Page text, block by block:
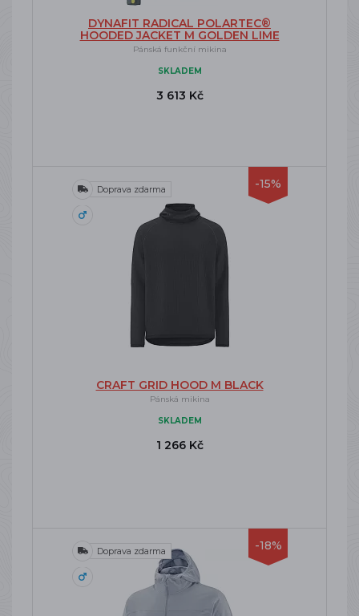
DYNAFIT RADICAL POLARTEC®
HOODED JACKET M GOLDEN LIME
Pánská funkční mikina
SKLADEM
3 613 Kč
-15%
Doprava zdarma
CRAFT GRID HOOD M BLACK
Pánská mikina
SKLADEM
1 266 Kč
-18%
Doprava zdarma